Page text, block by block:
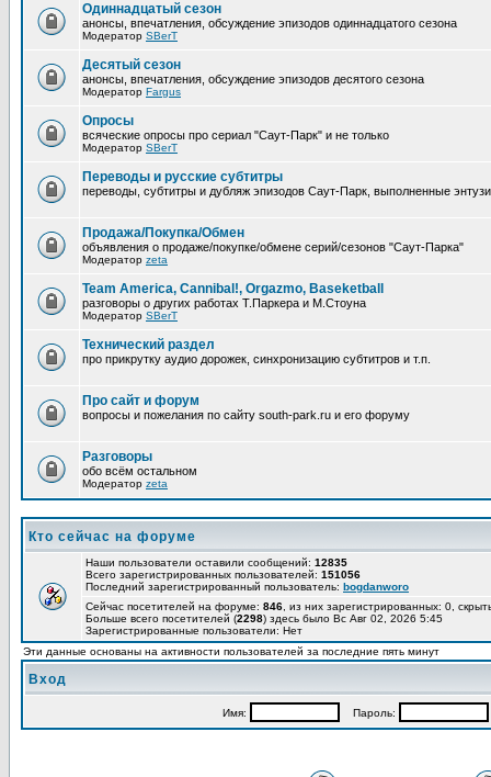
Одиннадцатый сезон
анонсы, впечатления, обсуждение эпизодов одиннадцатого сезона
Модератор SBerT
Десятый сезон
анонсы, впечатления, обсуждение эпизодов десятого сезона
Модератор Fargus
Опросы
всяческие опросы про сериал "Саут-Парк" и не только
Модератор SBerT
Переводы и русские субтитры
переводы, субтитры и дубляж эпизодов Саут-Парк, выполненные
Продажа/Покупка/Обмен
объявления о продаже/покупке/обмене серий/сезонов "Саут-Парка"
Модератор zeta
Team America, Cannibal!, Orgazmo, Baseketball
разговоры о других работах Т.Паркера и М.Стоуна
Модератор SBerT
Технический раздел
про прикрутку аудио дорожек, синхронизацию субтитров и т.п.
Про сайт и форум
вопросы и пожелания по сайту south-park.ru и его форуму
Pазговоры
обо всём остальном
Модератор zeta
Кто сейчас на форуме
Наши пользователи оставили сообщений: 12835
Всего зарегистрированных пользователей: 151056
Последний зарегистрированный пользователь: bogdanworo
Сейчас посетителей на форуме: 846 , из них зарегистрированных: 0,
Больше всего посетителей (2298) здесь было Вс Авг 02, 2026 5:45
Зарегистрированные пользователи: Нет
Эти данные основаны на активности пользователей за последние пять минут
Вход
Имя: Пароль: